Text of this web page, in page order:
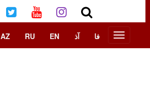
AZ RU EN آذ فا